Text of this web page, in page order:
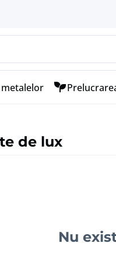
de lux
Nu